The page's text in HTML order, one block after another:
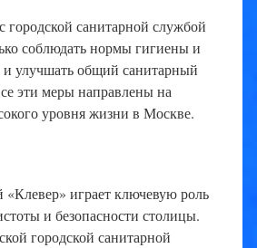
городской санитарной службой
соблюдать нормы гигиены и
и улучшать общий санитарный
эти меры направлены на
уровня жизни в Москве.
играет ключевую роль
и безопасности столицы.
городской санитарной